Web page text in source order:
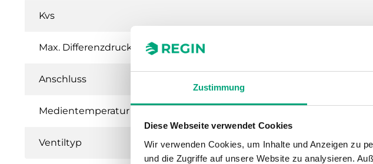
Zustimmung
Diese Webseite verwendet Cookies
Wir verwenden Cookies, um Inhalte und Anzeigen zu
und die Zugriffe auf unsere Website zu analysieren.
Kvs
Max. Differenzdruck
Anschluss
Medientemperatur
Ventiltyp